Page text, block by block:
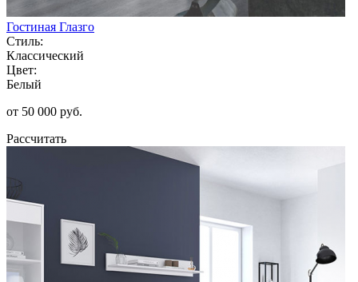
Гостиная Глазго
Стиль:
Классический
Цвет:
Белый
от 50 000 руб.
Рассчитать